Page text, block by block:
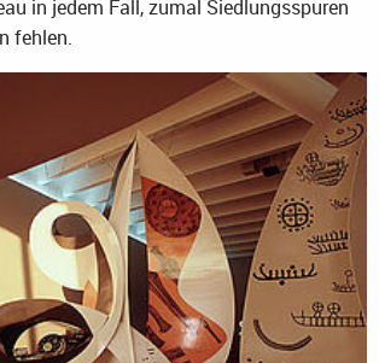
in jedem Fall, zumal Siedlungsspuren
fehlen.